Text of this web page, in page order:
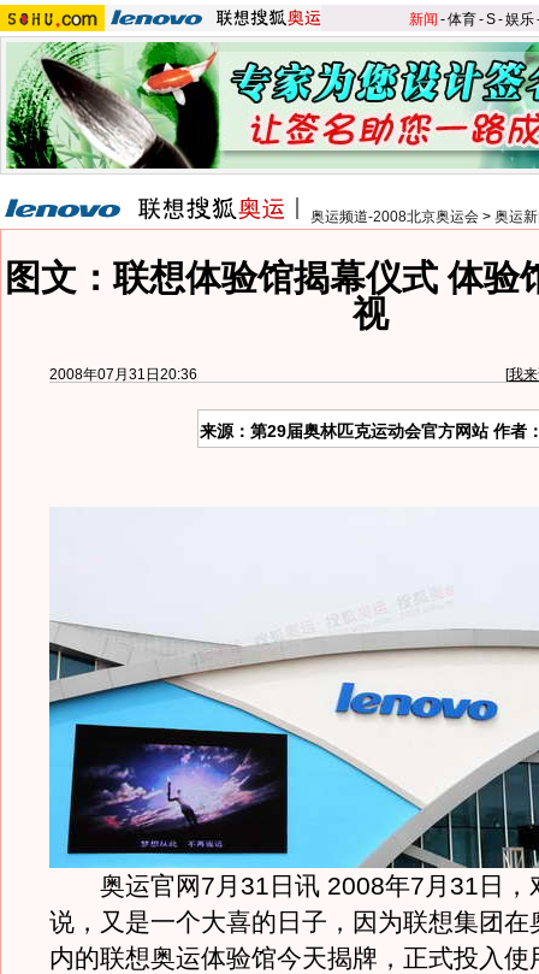
新闻 -体育-S-娱乐
奥运频道-2008北京奥运会 > 奥运
图文：联想体验馆揭幕仪式 体验
视
2008年07月31日20:36 [我
来源：第29届奥林匹克运动会官方网站 作者
奥运官网7月31日讯 2008年7月31日，
说，又是一个大喜的日子，因为联想集团在
内的联想奥运体验馆今天揭牌，正式投入使